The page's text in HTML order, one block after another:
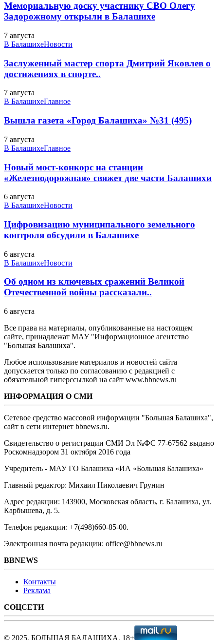
Мемориальную доску участнику СВО Олегу
Задорожному открыли в Балашихе
7 августа
В БалашихеНовости
Заслуженный мастер спорта Дмитрий Яковлев о
достижениях в спорте..
7 августа
В БалашихеГлавное
Вышла газета «Город Балашиха» №31 (495)
7 августа
В БалашихеГлавное
Новый мост-конкорс на станции
«Железнодорожная» свяжет две части Балашихи
6 августа
В БалашихеНовости
Цифровизацию муниципального земельного
контроля обсудили в Балашихе
6 августа
В БалашихеНовости
Об одном из ключевых сражений Великой
Отечественной войны рассказали..
6 августа
Все права на материалы, опубликованные на настоящем
сайте, принадлежат МАУ "Информационное агентство
"Большая Балашиха".
Любое использование материалов и новостей сайта
допускается только по согласованию с редакцией с
обязательной гиперссылкой на сайт www.bbnews.ru
ИНФОРМАЦИЯ О СМИ
Сетевое средство массовой информации "Большая Балашиха",
сайт в сети интернет bbnews.ru.
Свидетельство о регистрации СМИ Эл №ФС ‎77-67562 выдано
Роскомнадзором 31 октября 2016 года
Учредитель - МАУ ГО Балашиха «ИА «Большая Балашиха»
Главный редактор: Михаил Николаевич Грунин
Адрес редакции: 143900, Московская область, г. Балашиха, ул.
Карбышева, д. 5.
Телефон редакции: +7(498)660-85-00.
Электронная почта редакции: office@bbnews.ru
BBNEWS
Контакты
Реклама
СОЦСЕТИ
© 2025, БОЛЬШАЯ БАЛАШИХА, 18+